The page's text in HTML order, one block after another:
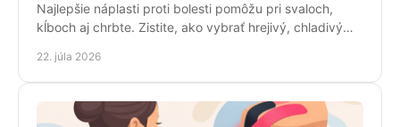
Najlepšie náplasti proti bolesti pomôžu pri svaloch,
kĺboch aj chrbte. Zistite, ako vybrať hrejivý, chladivý
22. júla 2026